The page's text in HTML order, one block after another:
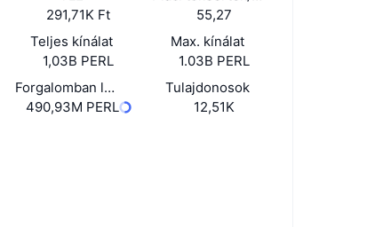
291,71K Ft
55,27
Teljes kínálat
1,03B PERL
Max. kínálat
1.03B PERL
Forgalomban lévő kínálat
490,93M PERL
Tulajdonosok
12,51K